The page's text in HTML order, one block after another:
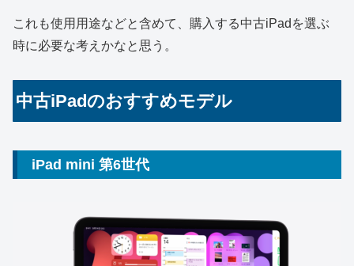
これも使用用途などと含めて、購入する中古iPadを選ぶ
時に必要な考えかなと思う。
中古iPadのおすすめモデル
iPad mini 第6世代